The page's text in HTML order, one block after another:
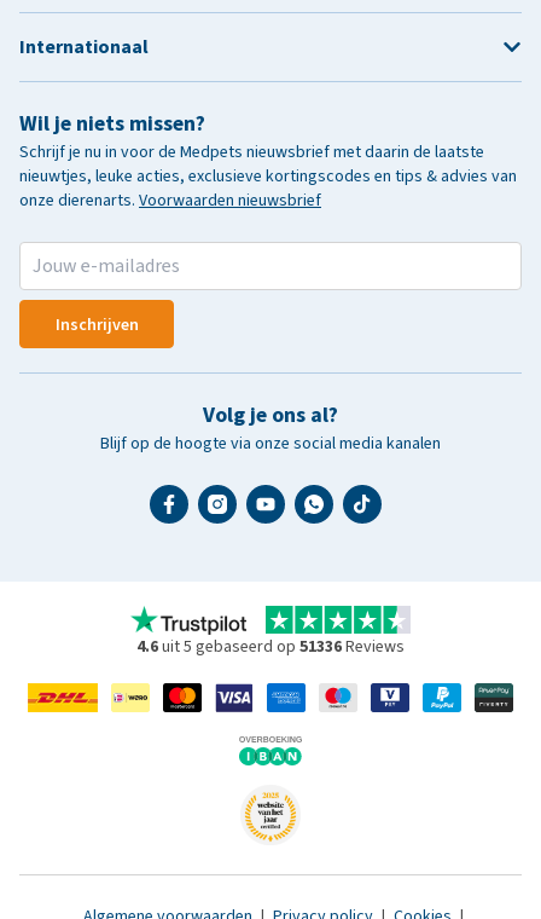
Wil je niets missen?
Schrijf je nu in voor de Medpets nieuwsbrief met daarin de laatste
nieuwtjes, leuke acties, exclusieve kortingscodes en tips & advies van
onze dierenarts. Voorwaarden nieuwsbrief
Inschrijven
Volg je ons al?
Blijf op de hoogte via onze social media kanalen
Internationaal
4.6uit 5 gebaseerd op 51336Reviews